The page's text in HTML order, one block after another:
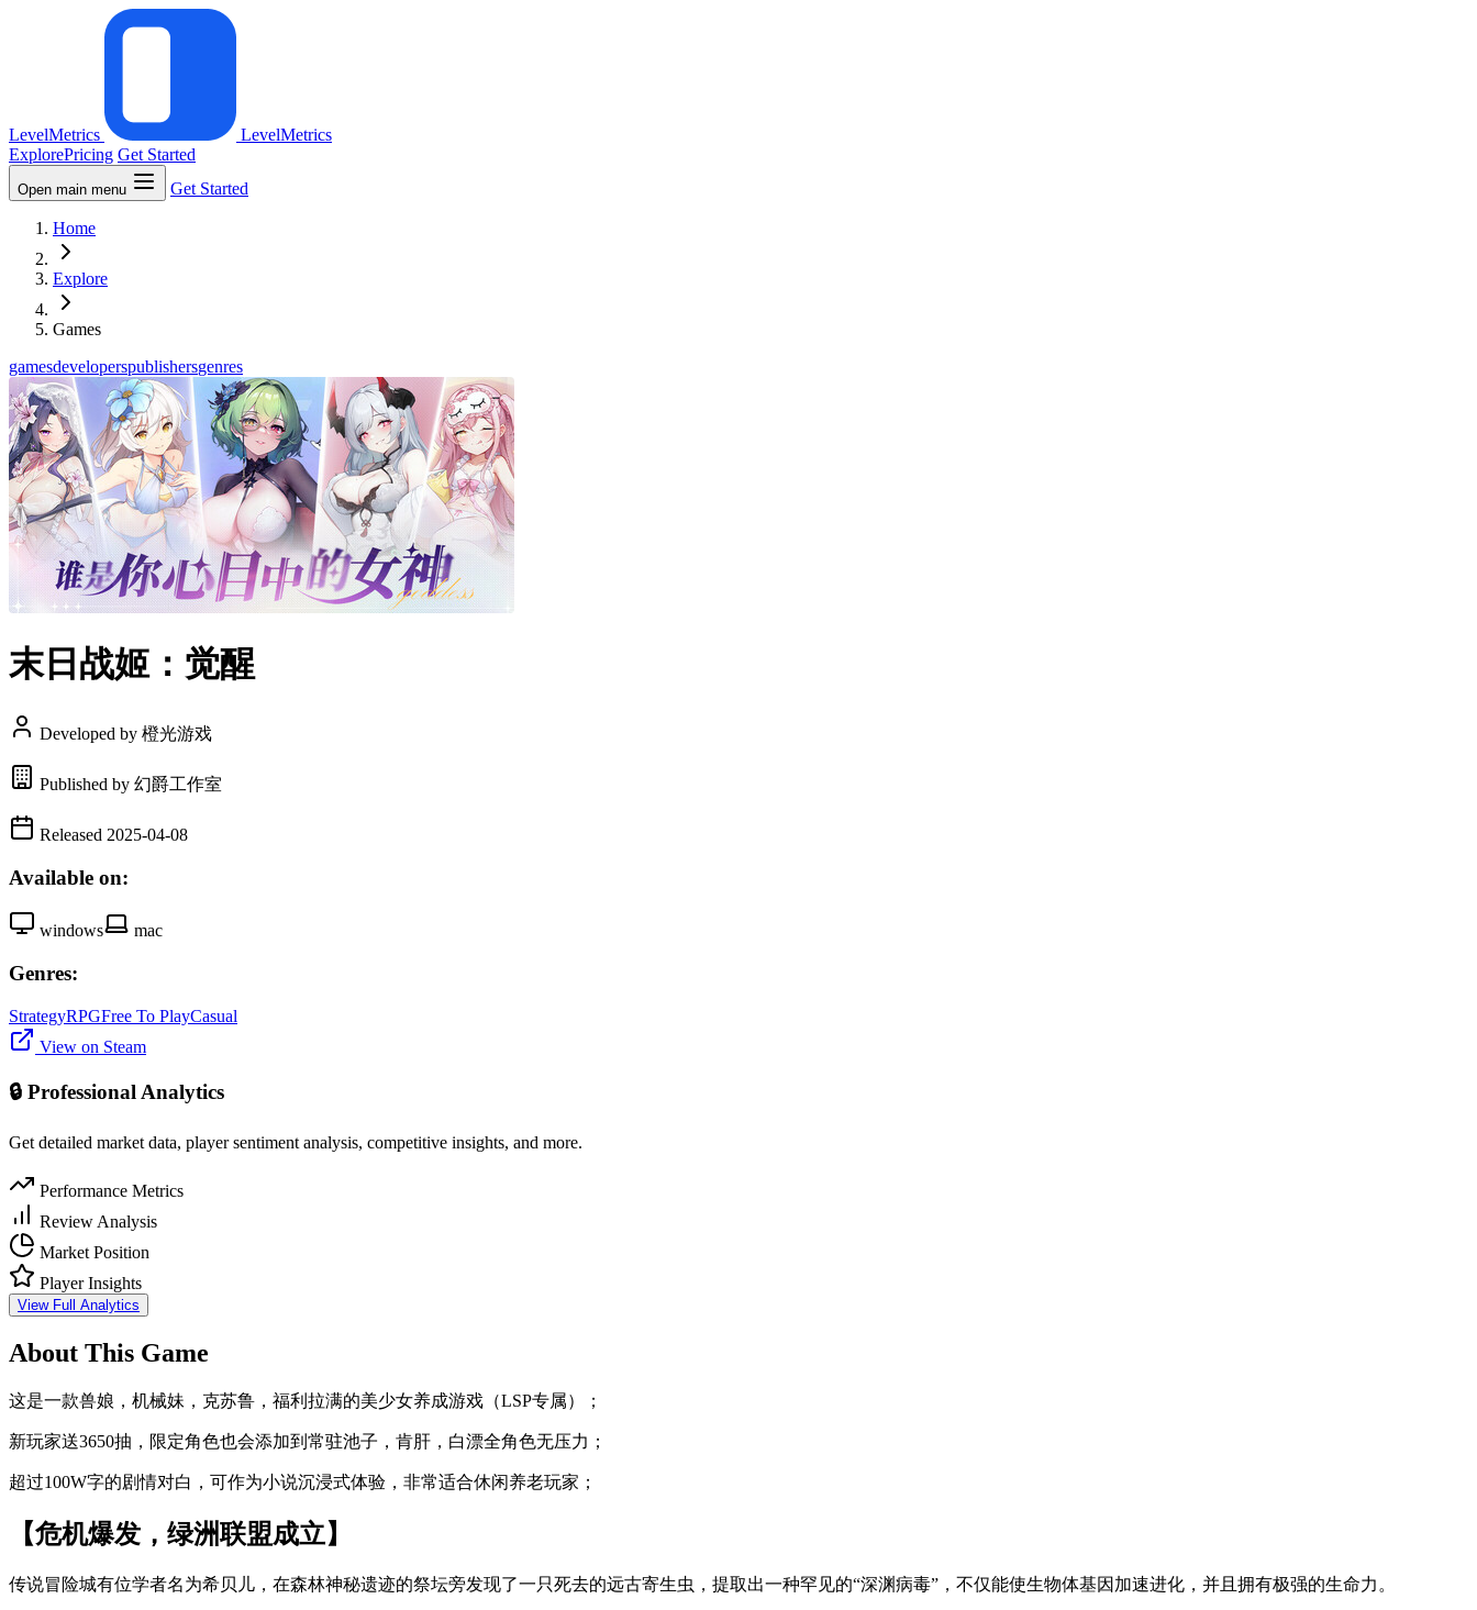
LevelMetrics
LevelMetrics
ExplorePricing Get Started
Open main menu Get Started
Home
Explore
Games
gamesdeveloperspublishersgenres
末日战姬：觉醒
Developed by 橙光游戏
Published by 幻爵工作室
Released 2025-04-08
Available on:
windows mac
Genres:
StrategyRPGFree To PlayCasual
View on Steam
🔒 Professional Analytics
Get detailed market data, player sentiment analysis, competitive insights, and more.
Performance Metrics
Review Analysis
Market Position
Player Insights
View Full Analytics
About This Game
这是一款兽娘，机械妹，克苏鲁，福利拉满的美少女养成游戏（LSP专属）；
新玩家送3650抽，限定角色也会添加到常驻池子，肯肝，白漂全角色无压力；
超过100W字的剧情对白，可作为小说沉浸式体验，非常适合休闲养老玩家；
【危机爆发，绿洲联盟成立】
传说冒险城有位学者名为希贝儿，在森林神秘遗迹的祭坛旁发现了一只死去的远古寄生虫，提取出一种罕见的“深渊病毒”，不仅能使生物体基因加速进化，并且拥有极强的生命力。